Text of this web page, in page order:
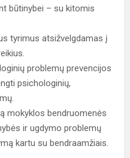
būtinybei – su kitomis
tyrimus atsižvelgdamas į
problemų prevencijos
psichologinių,
mokyklos bendruomenės
ir ugdymo problemų
kartu su bendraamžiais.